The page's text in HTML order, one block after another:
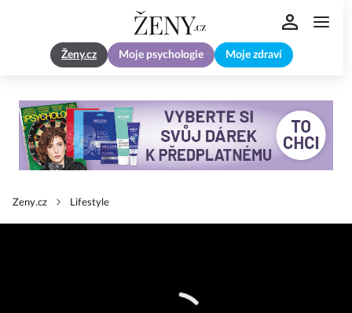
Ženy.cz Moje psychologie Moje zdraví
Zeny.cz Lifestyle